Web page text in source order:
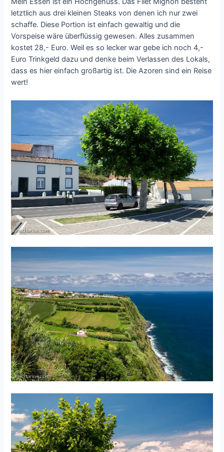
letztlich aus drei kleinen Steaks von denen ich nur zwei
schaffe. Diese Portion ist einfach gewaltig und die
Vorspeise wäre überflüssig gewesen. Alles zusammen
kostet 28,- Euro. Weil es so lecker war gebe ich noch 4,-
Euro Trinkgeld dazu und denke beim Verlassen des Lokals,
dass es hier einfach großartig ist. Die Azoren sind ein Reise
wert!